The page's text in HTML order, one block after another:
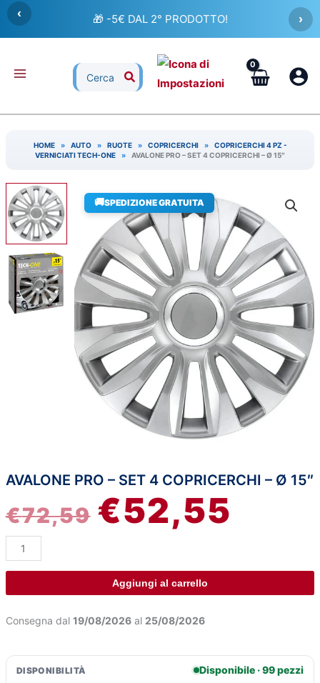
Vai
contenuto
‹ 🎁 -5€ DAL 2° PRODOTTO! ›
Ricerca
per:
HOME » AUTO » RUOTE » COPRICERCHI »
COPRICERCHI 4 PZ -
VERNICIATI TECH-ONE
» AVALONE PRO – SET 4 COPRICERCHI – Ø 15″
🚚SPEDIZIONE GRATUITA
AVALONE PRO – SET 4 COPRICERCHI – Ø 15″
€72,59
IL
PREZZO
ERA:
€72,59.
€52,55
IL
Avalone
-
copricerchi
Ø
quantità
Aggiungi al carrello
Consegna dal 19/08/2026al 25/08/2026
DISPONIBILITÀ Disponibile · 99 pezzi